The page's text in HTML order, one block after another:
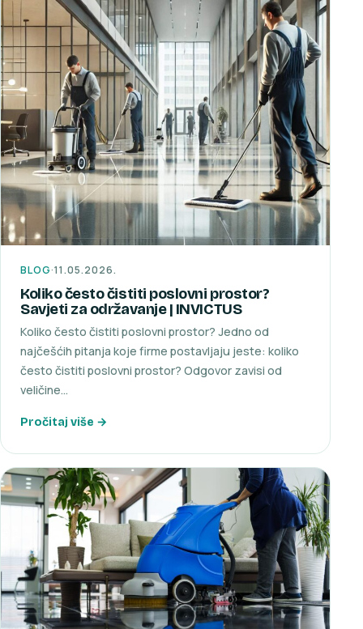
BLOG·11.05.2026.
Koliko često čistiti poslovni prostor?
Savjeti za održavanje | INVICTUS
Koliko često čistiti poslovni prostor? Jedno od
najčešćih pitanja koje firme postavljaju jeste: koliko
često čistiti poslovni prostor? Odgovor zavisi od
veličine…
Pročitaj više →